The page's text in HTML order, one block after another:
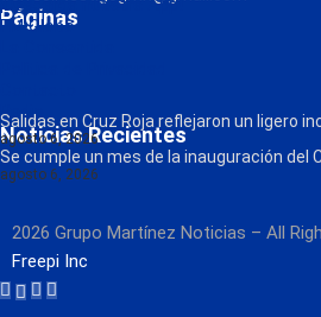
Páginas
FM Globo
Radio
Noticias Recientes
Salidas en Cruz Roja reflejaron un ligero
agosto 6, 2026
Se cumple un mes de la inauguración del
agosto 6, 2026
2026 Grupo Martínez Noticias – All
Freepi Inc